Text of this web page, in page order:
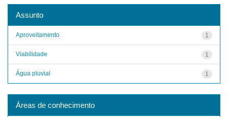
Assunto
1
Aproveitamento
1
Viabilidade
1
Água pluvial
Áreas de conhecimento